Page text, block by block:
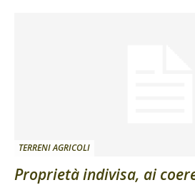
TERRENI AGRICOLI
Proprietà indivisa, ai